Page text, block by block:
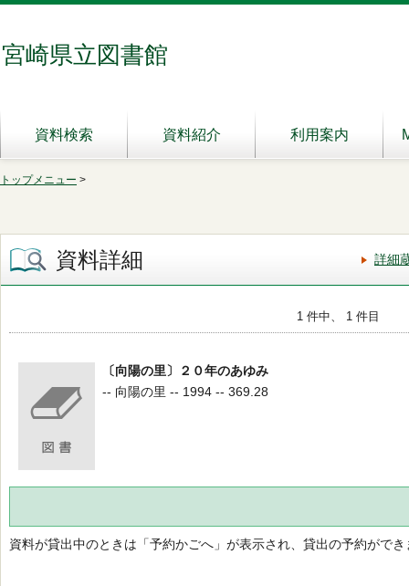
宮崎県立図書館
資料検索 資料紹介 利用案内
トップメニュー >
資料詳細 詳細
1 件中、 1 件目
〔向陽の里〕２０年のあゆみ
-- 向陽の里 -- 1994 -- 369.28
資料が貸出中のときは「予約かごへ」が表示され、貸出の予約ができ